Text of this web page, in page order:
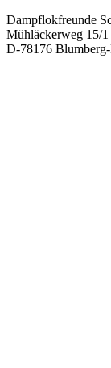
Dampflokfreunde
Mühläckerweg 15/
D-78176